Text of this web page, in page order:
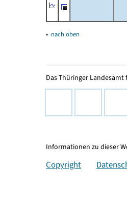
▴ nach oben
Das Thüringer
Informationen zu dieser
Copyright